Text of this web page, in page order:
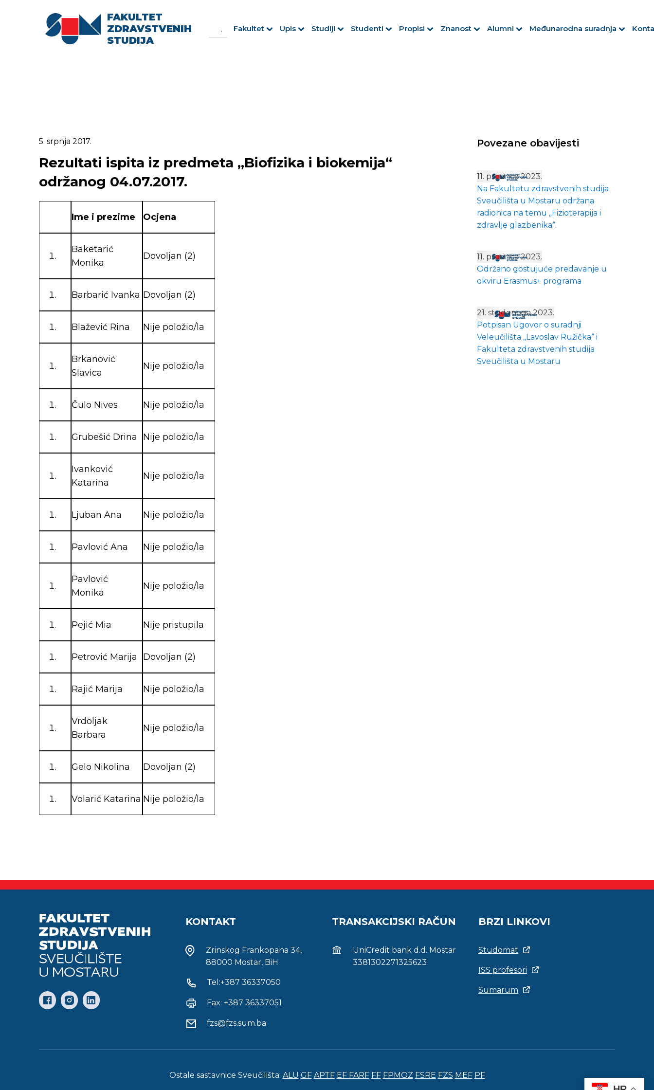
FAKULTET
ZDRAVSTVENIH
STUDIJA
for:
Fakultet Upis Studiji Studenti Propisi Znanost Alumni Međunarodna suradnja
5. srpnja 2017.
Rezultati ispita iz predmeta „Biofizika i biokemija“
održanog 04.07.2017.
Ime i prezime Ocjena
Baketarić
Monika
Dovoljan (2)
Barbarić Ivanka Dovoljan (2)
Blažević Rina Nije položio/la
Brkanović
Slavica
Nije položio/la
Čulo Nives Nije položio/la
Grubešić Drina Nije položio/la
Ivanković
Katarina
Nije položio/la
Ljuban Ana Nije položio/la
Pavlović Ana Nije položio/la
Pavlović
Monika
Nije položio/la
Pejić Mia Nije pristupila
Petrović Marija Dovoljan (2)
Rajić Marija Nije položio/la
Vrdoljak
Barbara
Nije položio/la
Gelo Nikolina Dovoljan (2)
Volarić Katarina Nije položio/la
Povezane obavijesti
11. prosinca 2023.
Na Fakultetu zdravstvenih studija
Sveučilišta u Mostaru održana
radionica na temu „Fizioterapija i
zdravlje glazbenika“.
11. prosinca 2023.
Održano gostujuće predavanje u
okviru Erasmus+ programa
21. studenoga 2023.
Potpisan Ugovor o suradnji
Veleučilišta „Lavoslav Ružička“ i
Fakulteta zdravstvenih studija
Sveučilišta u Mostaru
KONTAKT
Zrinskog Frankopana 34,
88000 Mostar, BiH
Tel:+387 36337050
Fax: +387 36337051
fzs@fzs.sum.ba
TRANSAKCIJSKI RAČUN
UniCredit bank d.d. Mostar
3381302271325623
BRZI LINKOVI
Studomat
ISS profesori
Sumarum
Ostale sastavnice Sveučilišta: ALU GF APTF EF FARF FF FPMOZ FSRE FZS MEF PF